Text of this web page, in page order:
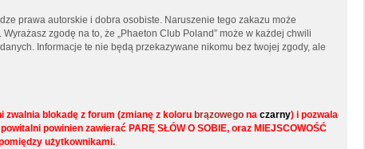
prawa autorskie i dobra osobiste. Naruszenie tego zakazu może
zgodę na to, że „Phaeton Club Poland” może w każdej chwili
Informacje te nie będą przekazywane nikomu bez twojej zgody, ale
zwalnia blokadę z forum (zmianę z koloru brązowego na czarny) i pozwala
powinien zawierać PARĘ SŁÓW O SOBIE, oraz MIEJSCOWOŚĆ
użytkownikami.